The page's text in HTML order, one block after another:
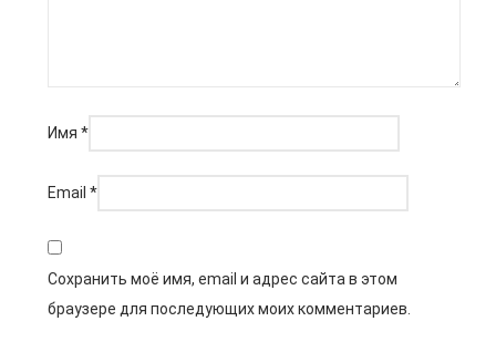
Имя *
Email *
Сохранить моё имя, email и адрес сайта в этом
браузере для последующих моих комментариев.